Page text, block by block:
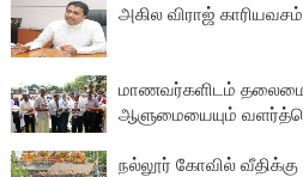
அகில விராஜ்
மாணவர்களிடம்
ஆளுமையையும்
நல்லூர் கோவில் வீதிக்கு